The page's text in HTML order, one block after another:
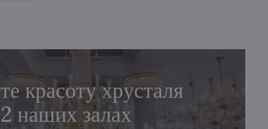
красоту хрусталя
наших залах